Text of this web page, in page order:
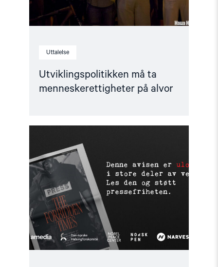
Uttalelse
Utviklingspolitikken må ta
menneskerettigheter på alvor
–
les
The
Forbidden